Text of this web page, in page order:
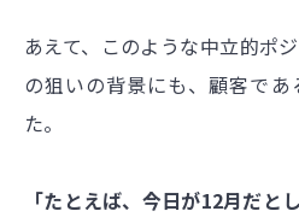
あえて、このような中立的ポ
の狙いの背景にも、顧客で
た。
「たとえば、今日が12月だと